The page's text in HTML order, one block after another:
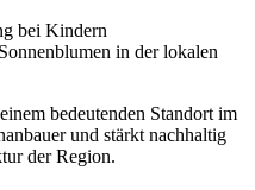
bei Kindern
in der lokalen
bedeutenden Standort im
und stärkt nachhaltig
der Region.